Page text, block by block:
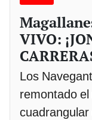
VIVO:
Los
remontado